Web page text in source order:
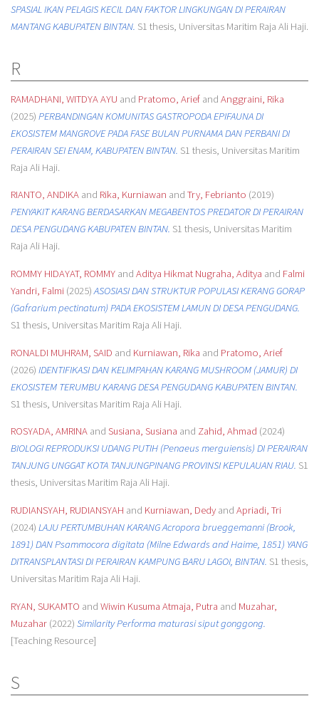
SPASIAL IKAN PELAGIS KECIL DAN FAKTOR LINGKUNGAN DI PERAIRAN
MANTANG KABUPATEN BINTAN. S1 thesis, Universitas Maritim Raja Ali Haji.
R
RAMADHANI, WITDYA AYU and Pratomo, Ariefand Anggraini, Rika
(2025) PERBANDINGAN KOMUNITAS GASTROPODA EPIFAUNA DI
EKOSISTEM MANGROVE PADA FASE BULAN PURNAMA DAN PERBANI DI
PERAIRAN SEI ENAM, KABUPATEN BINTAN. S1 thesis, Universitas Maritim
Raja Ali Haji.
RIANTO, ANDIKAand Rika, Kurniawan and Try, Febrianto (2019)
PENYAKIT KARANG BERDASARKAN MEGABENTOS PREDATOR DI PERAIRAN
DESA PENGUDANG KABUPATEN BINTAN. S1 thesis, Universitas Maritim
Raja Ali Haji.
ROMMY HIDAYAT, ROMMYand Aditya Hikmat Nugraha, Aditya and Falmi
Yandri, Falmi(2025)ASOSIASI DAN STRUKTUR POPULASI KERANG GORAP
(Gafrarium pectinatum) PADA EKOSISTEM LAMUN DI DESA PENGUDANG.
S1 thesis, Universitas Maritim Raja Ali Haji.
RONALDI MUHRAM, SAID and Kurniawan, Rika and Pratomo, Arief
(2026) IDENTIFIKASI DAN KELIMPAHAN KARANG MUSHROOM (JAMUR) DI
EKOSISTEM TERUMBU KARANG DESA PENGUDANG KABUPATEN BINTAN.
S1 thesis, Universitas Maritim Raja Ali Haji.
ROSYADA, AMRINAand Susiana, Susiana and Zahid, Ahmad (2024)
BIOLOGI REPRODUKSI UDANG PUTIH (Penaeus merguiensis) DI PERAIRAN
TANJUNG UNGGAT KOTA TANJUNGPINANG PROVINSI KEPULAUAN RIAU. S1
thesis, Universitas Maritim Raja Ali Haji.
RUDIANSYAH, RUDIANSYAH and Kurniawan, Dedyand Apriadi, Tri
(2024) LAJU PERTUMBUHAN KARANG Acropora brueggemanni (Brook,
1891) DAN Psammocora digitata (Milne Edwards and Haime, 1851) YANG
DITRANSPLANTASI DI PERAIRAN KAMPUNG BARU LAGOI, BINTAN. S1 thesis,
Universitas Maritim Raja Ali Haji.
RYAN, SUKAMTO and Wiwin Kusuma Atmaja, Putra and Muzahar,
Muzahar(2022) Similarity Performa maturasi siput gonggong.
[Teaching Resource]
S